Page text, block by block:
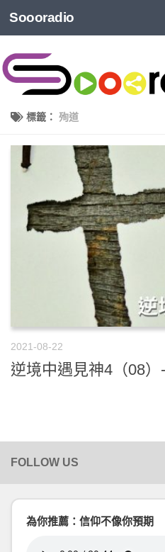
Soooradio
標籤： 殉道
2021-08-22
逆境中遇見神4（08
為你推薦：信仰不像你預期